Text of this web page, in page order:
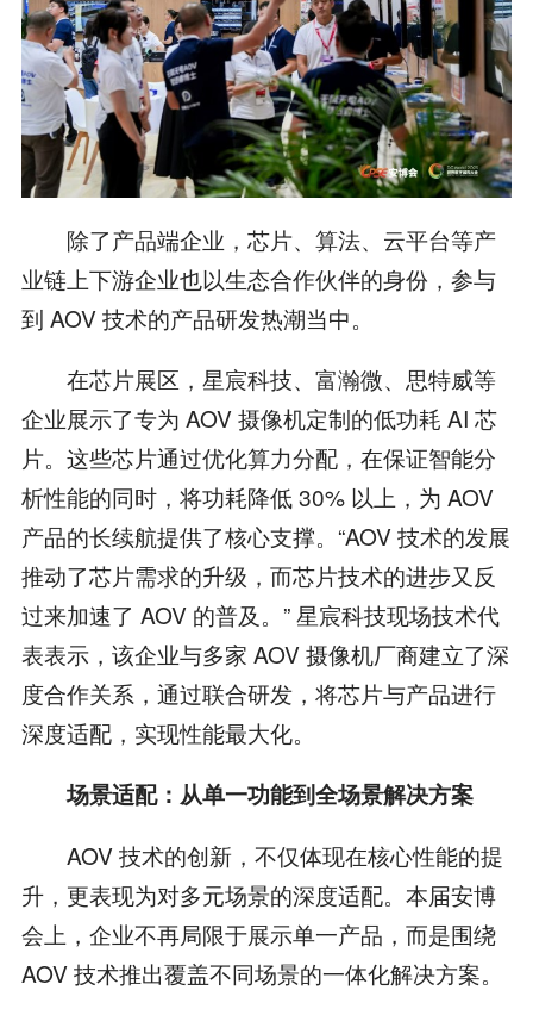
除了产品端企业，芯片、算法、云平台等产
业链上下游企业也以生态合作伙伴的身份，参与
到 AOV 技术的产品研发热潮当中。
在芯片展区，星宸科技、富瀚微、思特威等
企业展示了专为 AOV 摄像机定制的低功耗 AI 芯
片。这些芯片通过优化算力分配，在保证智能分
析性能的同时，将功耗降低 30% 以上，为 AOV
产品的长续航提供了核心支撑。“AOV 技术的发展
推动了芯片需求的升级，而芯片技术的进步又反
过来加速了 AOV 的普及。” 星宸科技现场技术代
表表示，该企业与多家 AOV 摄像机厂商建立了深
度合作关系，通过联合研发，将芯片与产品进行
深度适配，实现性能最大化。
场景适配：从单一功能到全场景解决方案
AOV 技术的创新，不仅体现在核心性能的提
升，更表现为对多元场景的深度适配。本届安博
会上，企业不再局限于展示单一产品，而是围绕
AOV 技术推出覆盖不同场景的一体化解决方案。